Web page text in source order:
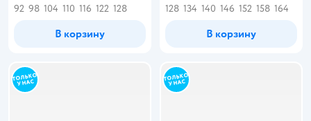
92 98 104 110 116 122 128
В корзину
128 134 140 146 152 158 164
В корзину